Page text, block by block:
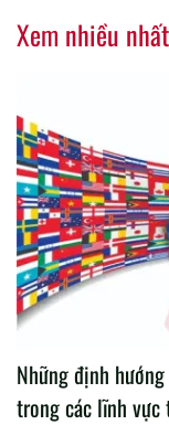
Xem nhiều nhất
Những định
trong các lĩnh vực